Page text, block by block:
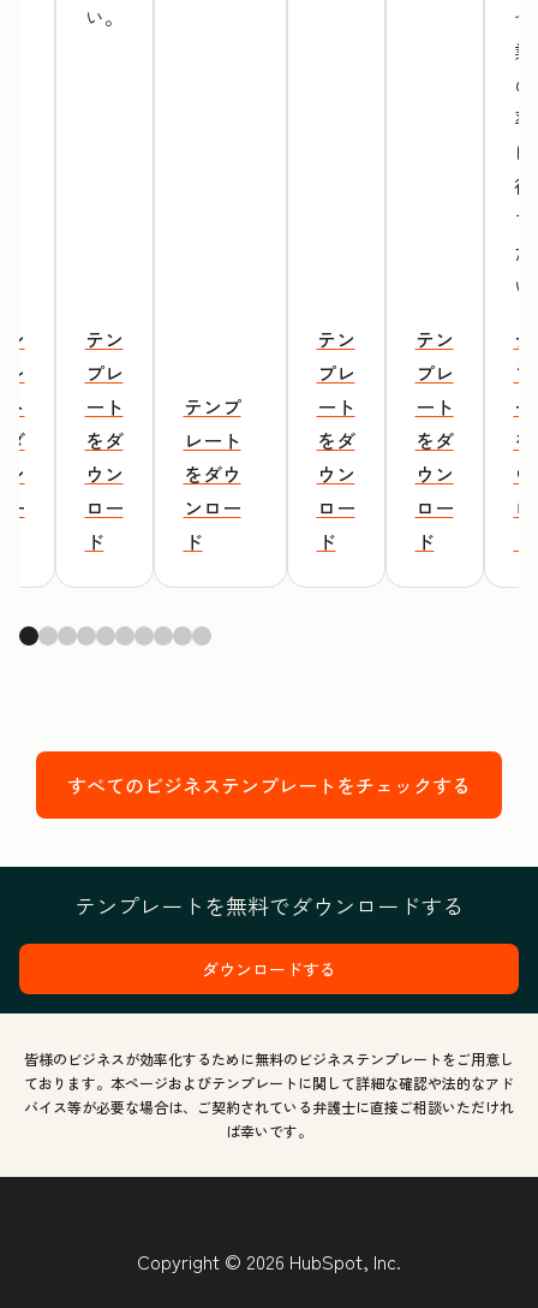
ダ
ー
い。
テン
プレ
ート
をダ
ウン
ロー
ド
テンプ
レート
をダウ
ンロー
ド
テン
プレ
ート
をダ
ウン
ロー
ド
テン
プレ
ート
をダ
ウン
ロー
ド
役
すべてのビジネステンプレートをチェックする
テンプレートを無料でダウンロードする
ダウンロードする
皆様のビジネスが効率化するために無料のビジネステンプレートをご用意し
ております。本ページおよびテンプレートに関して詳細な確認や法的なアド
バイス等が必要な場合は、ご契約されている弁護士に直接ご相談いただけれ
ば幸いです。
Copyright © 2026 HubSpot, Inc.